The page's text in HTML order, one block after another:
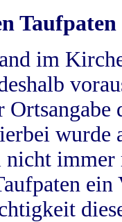
Taufpaten
im
wurde
nicht